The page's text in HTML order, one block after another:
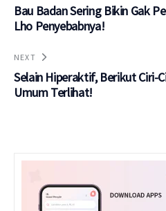
Bau Badan Sering Bikin Gak
Lho Penyebabnya!
NEXT
Selain Hiperaktif, Berikut Ciri-
Umum Terlihat!